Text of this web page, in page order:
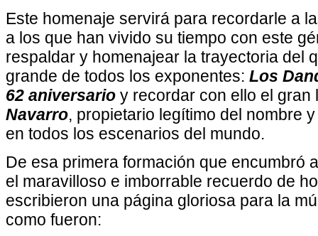
Este homenaje servirá para recordarle a
a los que han vivido su tiempo con este
respaldar y homenajear la trayectoria del
grande de todos los exponentes: Los
62 aniversario y recordar con ello el
Navarro, propietario legítimo del nombre
en todos los escenarios del mundo.
De esa primera formación que encumbró
el maravilloso e imborrable recuerdo de
escribieron una página gloriosa para la
como fueron: